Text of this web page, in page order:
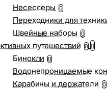
Несессеры 0
Переходники для
Швейные наборы 0
путешествий 0
Бинокли 0
Водонепроницаемые
Карабины и держатели 0